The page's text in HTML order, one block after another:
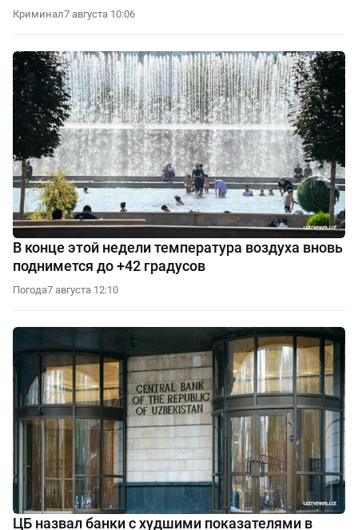
Криминал7 августа 10:06
В конце этой недели температура воздуха вновь
поднимется до +42 градусов
Погода7 августа 12:10
ЦБ назвал банки с худшими показателями в